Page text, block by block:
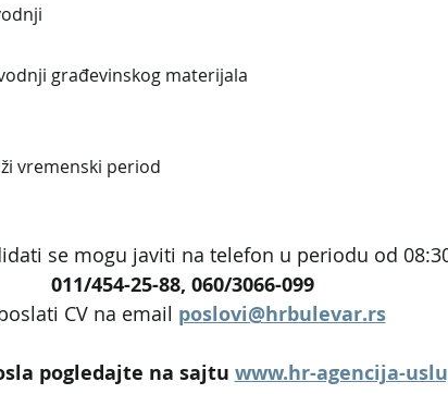
građevinskog materijala
vremenski period
se mogu javiti na telefon u periodu od
011/454-25-88, 060/3066-099
CV na email poslovi@hrbulevar.rs
pogledajte na sajtu www.hr-agencija-